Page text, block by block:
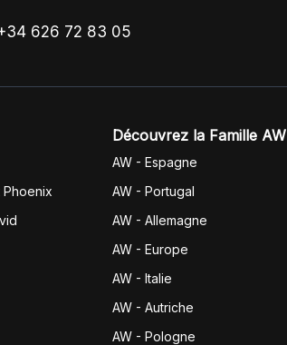
626 72 83 05
Phoenix
Découvrez la Famille AW
AW - Espagne
AW - Portugal
AW - Allemagne
AW - Europe
AW - Italie
AW - Autriche
AW - Pologne